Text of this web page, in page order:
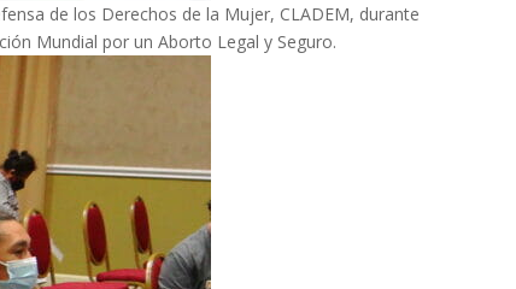
de los Derechos de la Mujer​, CLADEM, durante
Mundial por un Aborto Legal y Seguro.